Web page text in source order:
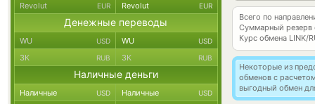
Всего по
Суммарный резерв
Курс обмена LINK/
Некоторые из
обменов с
выгодный обмен
Revolut EUR Revolut EUR
Денежные переводы
WU USD WU USD
ЗК RUB ЗК RUB
Наличные деньги
Наличные USD Наличные USD